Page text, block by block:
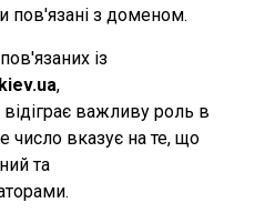
пов'язані з доменом.
із
,
відіграє важливу роль в
число вказує на те, що
та